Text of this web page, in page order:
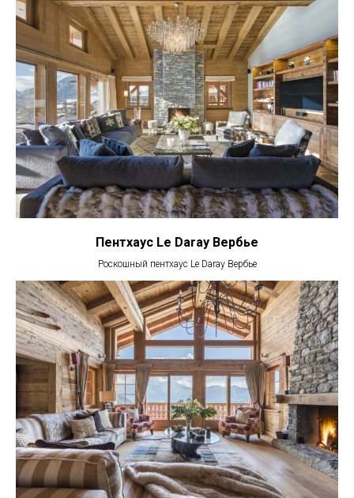
Пентхаус Le Daray Вербье
Роскошный пентхаус Le Daray Вербье